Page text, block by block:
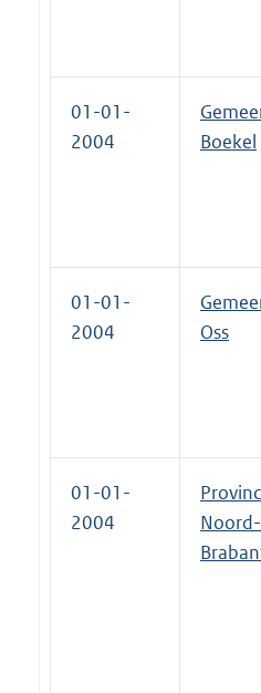
01-01-
2004
Boekel
01-01-
2004
Oss
01-01-
2004
Noord-